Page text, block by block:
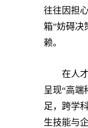
往往因担
箱”妨碍决
赖。
在人才
呈现“高端
足，跨学
生技能与